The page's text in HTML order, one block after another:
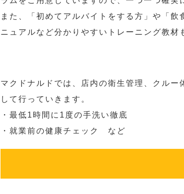
また、「初めてアルバイトをする方」や「
ニュアルなど分かりやすいトレーニング教材
マクドナルドでは、店内の衛生管理、クル
して行っていきます。
・最低1時間に1度の手洗い徹底
・就業前の健康チェック など